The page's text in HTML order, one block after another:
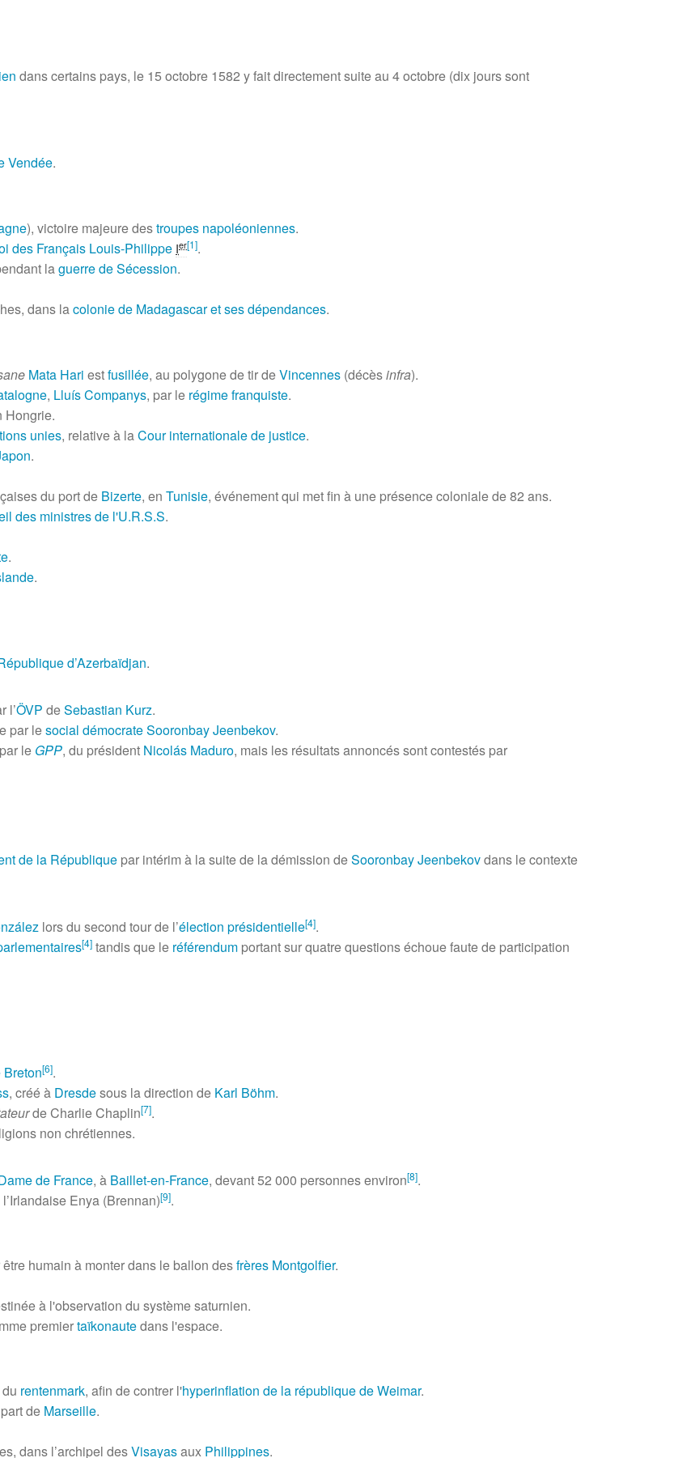
dans certains pays, le 15 octobre 1582 y fait directement suite au 4 octobre (dix jours sont
Vendée.
), victoire majeure destroupes napoléoniennes.
des Français Louis-Philippe Ier[1].
laguerre de Sécession.
dans lacolonie de Madagascar et ses dépendances.
Mata Hari estfusillée, au polygone de tir deVincennes (décèsinfra).
, Lluís Companys, par le régime franquiste.
Hongrie.
unies, relative à laCour internationale de justice.
.
du port de Bizerte, en Tunisie, événement qui met fin à une présence coloniale de82 ans.
des ministres de l'U.R.S.S.
.
.
d’Azerbaïdjan.
l’ÖVP deSebastian Kurz.
par lesocial démocrateSooronbay Jeenbekov.
le GPP, du président Nicolás Maduro, mais les résultats annoncés sont contestés par
de la République par intérim à la suite de la démission deSooronbay Jeenbekovdans le contexte
lors du second tour de l’élection présidentielle[4].
[4] tandis que le référendum portant sur quatre questions échoue faute de participation
[6].
, créé à Dresdesous la direction de Karl Böhm.
de Charlie Chaplin[7].
non chrétiennes.
de France, à Baillet-en-France, devant52 000 personnesenviron[8].
Enya (Brennan)[9].
humain à monter dans le ballon desfrères Montgolfier.
à l'observation du système saturnien.
premiertaïkonautedans l'espace.
rentenmark, afin de contrer l'hyperinflation de la république de Weimar.
part de Marseille.
, dans l’archipel desVisayasaux Philippines.